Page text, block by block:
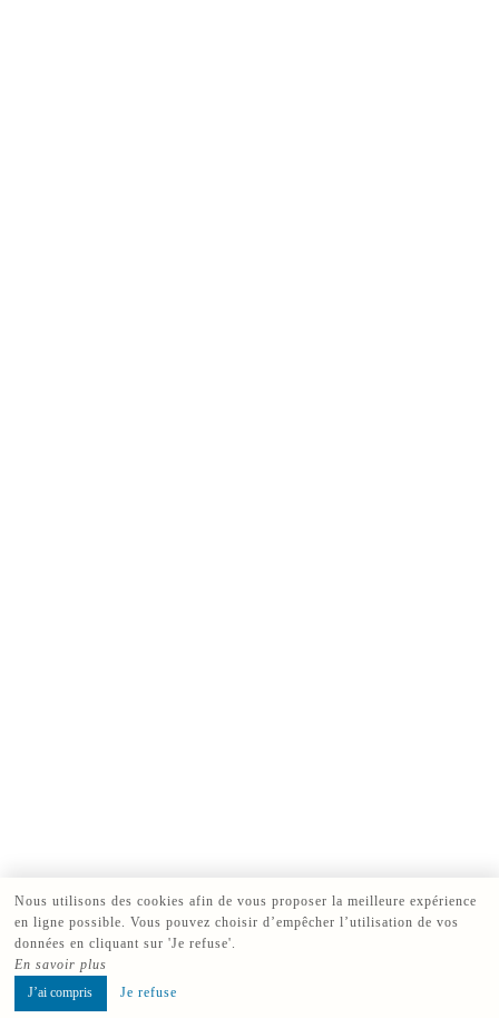
Nous utilisons des cookies afin de vous proposer la meilleure expérience
en ligne possible. Vous pouvez choisir d’empêcher l’utilisation de vos
données en cliquant sur 'Je refuse'.
En savoir plus
J’ai compris
Je refuse